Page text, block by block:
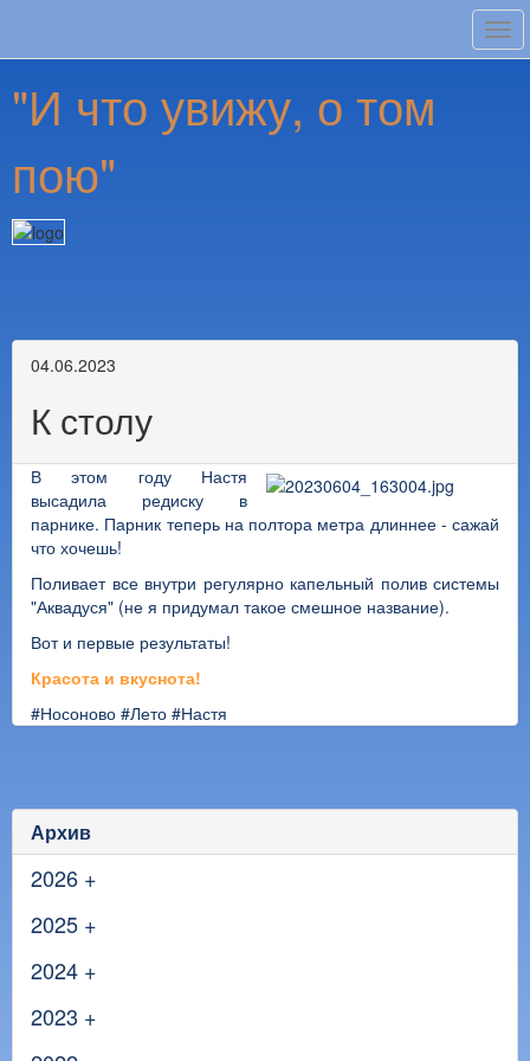
"И что увижу, о том
пою"
04.06.2023
К столу
В этом году Настя
высадила редиску в
парнике. Парник теперь на полтора метра длиннее - сажай
что хочешь!
Поливает все внутри регулярно капельный полив системы
"Аквадуся" (не я придумал такое смешное название).
Вот и первые результаты!
Красота и вкуснота!
#Носоново #Лето #Настя
Архив
2026 +
2025 +
2024 +
2023 +